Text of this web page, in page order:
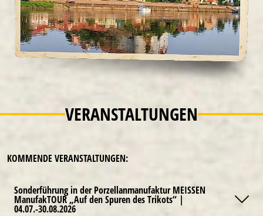
VERANSTALTUNGEN
KOMMENDE VERANSTALTUNGEN:
Sonderführung in der Porzellanmanufaktur MEISSEN
ManufakTOUR „Auf den Spuren des Trikots“ |
04.07.-30.08.2026